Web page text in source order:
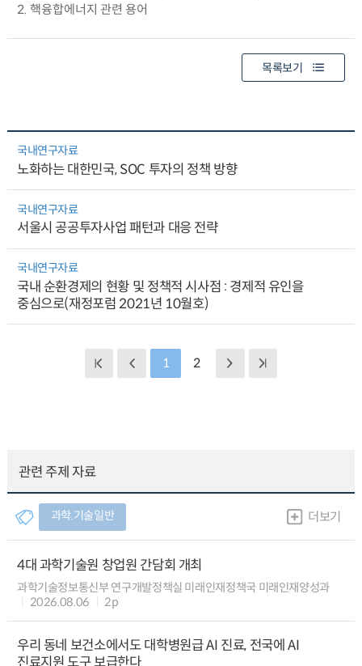
2. 핵융합에너지 관련 용어
목록보기
국내연구자료
노화하는 대한민국, SOC 투자의 정책 방향
국내연구자료
서울시 공공투자사업 패턴과 대응 전략
국내연구자료
국내 순환경제의 현황 및 정책적 시사점 : 경제적 유인을
중심으로(재정포럼 2021년 10월호)
1 2
관련 주제 자료
과학.기술일반 더보기
4대 과학기술원 창업원 간담회 개최
과학기술정보통신부 연구개발정책실 미래인재정책국 미래인재양성과
2026.08.06
2p
우리 동네 보건소에서도 대학병원급 AI 진료, 전국에 AI